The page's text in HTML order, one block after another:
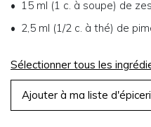
15 ml (1 c. à soupe) de
2,5 ml (1/2 c. à thé) de
Sélectionner tous les
Ajouter à ma liste